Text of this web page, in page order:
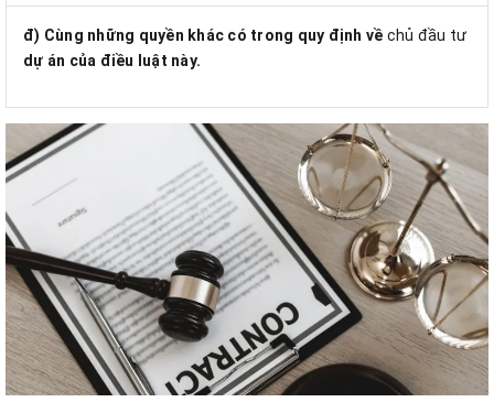
đ) Cùng những quyền khác có trong quy định về chủ đầu tư
dự án của điều luật này.